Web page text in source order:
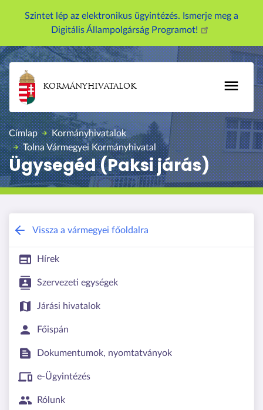
á
a
a
r
t
a
l
o
r
a
Szintet lép az elektronikus ügyintézés. Ismerje meg a
Digitális Állampolgárság Programot!
KORMÁNYHIVATALOK
Címlap
Kormányhivatalok
Tolna Vármegyei Kormányhivatal
Ügysegéd (Paksi járás)
Tolna Vármegyei Kormányhivatal
Vissza a vármegyei főoldalra
Hírek
Szervezeti egységek
Járási hivatalok
Főispán
Dokumentumok, nyomtatványok
e-Ügyintézés
Rólunk